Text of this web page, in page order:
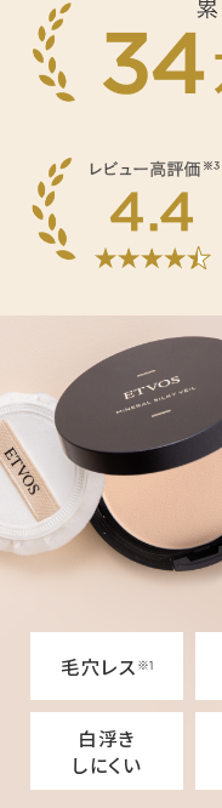
毛穴レス ※1
白浮き
しにくい